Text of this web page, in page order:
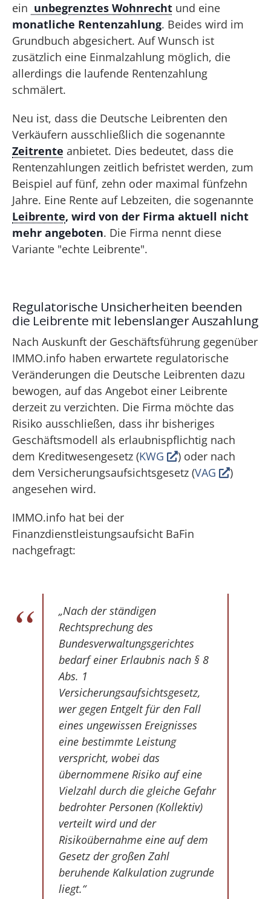
ein unbegrenztes Wohnrecht und eine
monatliche Rentenzahlung. Beides wird im
Grundbuch abgesichert. Auf Wunsch ist
zusätzlich eine Einmalzahlung möglich, die
allerdings die laufende Rentenzahlung
schmälert.
Neu ist, dass die Deutsche Leibrenten den
Verkäufern ausschließlich die sogenannte
Zeitrente anbietet. Dies bedeutet, dass die
Rentenzahlungen zeitlich befristet werden, zum
Beispiel auf fünf, zehn oder maximal fünfzehn
Jahre. Eine Rente auf Lebzeiten, die sogenannte
Leibrente, wird von der Firma aktuell nicht
mehr angeboten. Die Firma nennt diese
Variante "echte Leibrente".
Regulatorische Unsicherheiten beenden
die Leibrente mit lebenslanger Auszahlung
Nach Auskunft der Geschäftsführung gegenüber
IMMO.info haben erwartete regulatorische
Veränderungen die Deutsche Leibrenten dazu
bewogen, auf das Angebot einer Leibrente
derzeit zu verzichten. Die Firma möchte das
Risiko ausschließen, dass ihr bisheriges
Geschäftsmodell als erlaubnispflichtig nach
dem Kreditwesengesetz (KWG
) oder nach
dem Versicherungsaufsichtsgesetz (VAG
)
angesehen wird.
IMMO.info hat bei der
Finanzdienstleistungsaufsicht BaFin
nachgefragt:
„Nach der ständigen
Rechtsprechung des
Bundesverwaltungsgerichtes
bedarf einer Erlaubnis nach § 8
Abs. 1
Versicherungsaufsichtsgesetz,
wer gegen Entgelt für den Fall
eines ungewissen Ereignisses
eine bestimmte Leistung
verspricht, wobei das
übernommene Risiko auf eine
Vielzahl durch die gleiche Gefahr
bedrohter Personen (Kollektiv)
verteilt wird und der
Risikoübernahme eine auf dem
Gesetz der großen Zahl
beruhende Kalkulation zugrunde
liegt.“